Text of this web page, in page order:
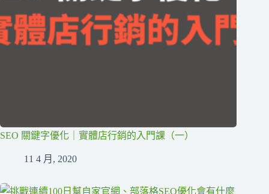
SEO 關鍵字優化｜實體店行銷的入門課（一）
11 4 月, 2020